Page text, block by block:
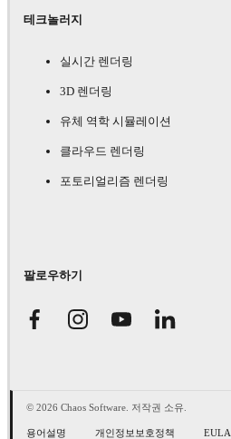
테크놀러지
실시간 렌더링
3D 렌더링
유체 역학 시뮬레이션
클라우드 렌더링
포토리얼리즘 렌더링
팔로우하기
© 2026 Chaos Software. 저작권 소유.
용어설명 개인정보보호정책 EULA